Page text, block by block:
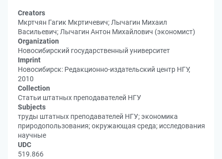
Creators
Мкртчян Гагик Мкртичевич; Лычагин Михаил
Васильевич; Лычагин Антон Михайлович (экономист)
Organization
Новосибирский государственный университет
Imprint
Новосибирск: Редакционно-издательский центр НГУ,
2010
Collection
Статьи штатных преподавателей НГУ
Subjects
труды штатных преподавателей НГУ; экономика
природопользования; окружающая среда; исследования
научные
UDC
519.866